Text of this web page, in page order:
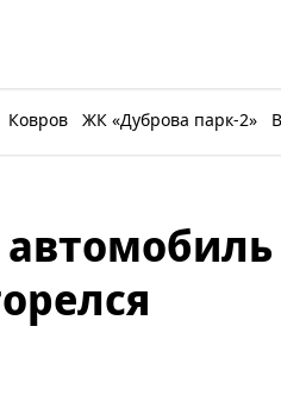
Ковров ЖК «Дуброва парк-2»